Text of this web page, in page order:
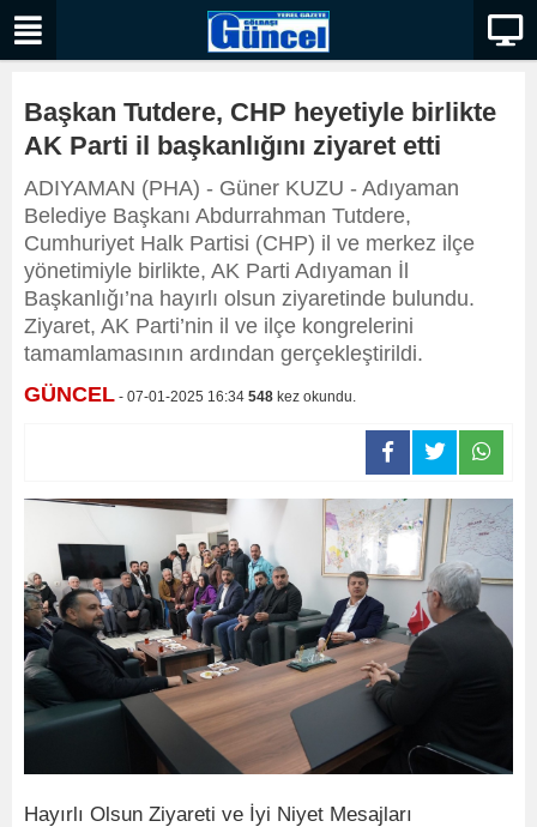
Başkan Tutdere, CHP heyetiyle birlikte
AK Parti il başkanlığını ziyaret etti
ADIYAMAN (PHA) - Güner KUZU - Adıyaman
Belediye Başkanı Abdurrahman Tutdere,
Cumhuriyet Halk Partisi (CHP) il ve merkez ilçe
yönetimiyle birlikte, AK Parti Adıyaman İl
Başkanlığı’na hayırlı olsun ziyaretinde bulundu.
Ziyaret, AK Parti’nin il ve ilçe kongrelerini
tamamlamasının ardından gerçekleştirildi.
GÜNCEL - 07-01-2025 16:34 548 kez okundu.
Hayırlı Olsun Ziyareti ve İyi Niyet Mesajları